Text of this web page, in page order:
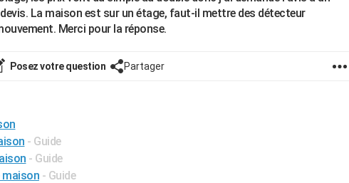
La maison est sur un étage, faut-il mettre des détecteur
Merci pour la réponse.
Posez votre question Partager
- Guide
- Guide
- Guide